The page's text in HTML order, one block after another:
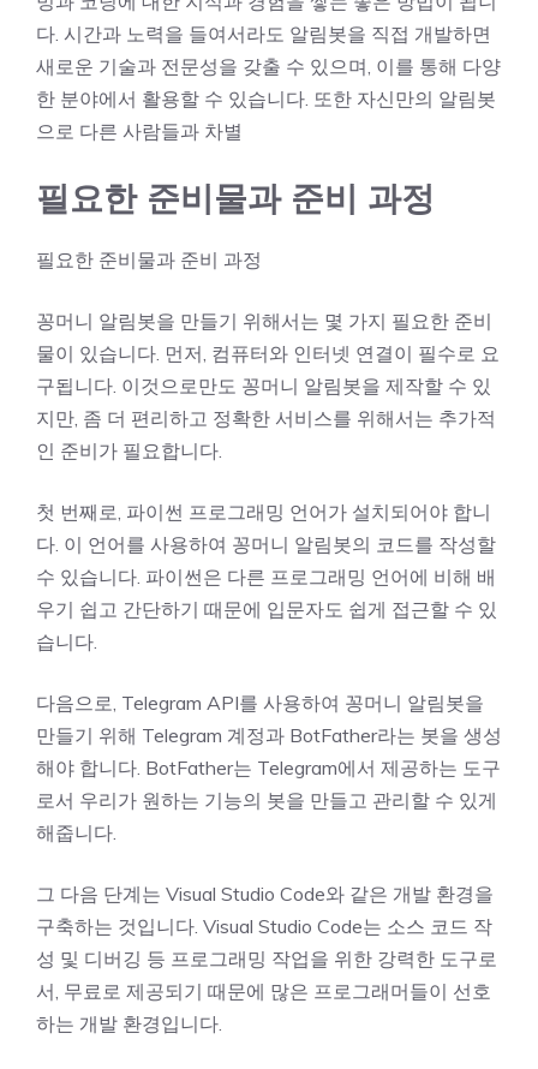
다. 시간과 노력을 들여서라도 알림봇을 직접 개발하면
새로운 기술과 전문성을 갖출 수 있으며, 이를 통해 다양
한 분야에서 활용할 수 있습니다. 또한 자신만의 알림봇
으로 다른 사람들과 차별
필요한 준비물과 준비 과정
필요한 준비물과 준비 과정
꽁머니 알림봇을 만들기 위해서는 몇 가지 필요한 준비
물이 있습니다. 먼저, 컴퓨터와 인터넷 연결이 필수로 요
구됩니다. 이것으로만도 꽁머니 알림봇을 제작할 수 있
지만, 좀 더 편리하고 정확한 서비스를 위해서는 추가적
인 준비가 필요합니다.
첫 번째로, 파이썬 프로그래밍 언어가 설치되어야 합니
다. 이 언어를 사용하여 꽁머니 알림봇의 코드를 작성할
수 있습니다. 파이썬은 다른 프로그래밍 언어에 비해 배
우기 쉽고 간단하기 때문에 입문자도 쉽게 접근할 수 있
습니다.
다음으로, Telegram API를 사용하여 꽁머니 알림봇을
만들기 위해 Telegram 계정과 BotFather라는 봇을 생성
해야 합니다. BotFather는 Telegram에서 제공하는 도구
로서 우리가 원하는 기능의 봇을 만들고 관리할 수 있게
해줍니다.
그 다음 단계는 Visual Studio Code와 같은 개발 환경을
구축하는 것입니다. Visual Studio Code는 소스 코드 작
성 및 디버깅 등 프로그래밍 작업을 위한 강력한 도구로
서, 무료로 제공되기 때문에 많은 프로그래머들이 선호
하는 개발 환경입니다.